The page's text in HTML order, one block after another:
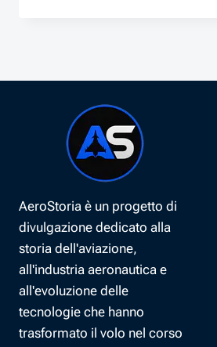
AeroStoria è un progetto di
divulgazione dedicato alla
storia dell'aviazione,
all'industria aeronautica e
all'evoluzione delle
tecnologie che hanno
trasformato il volo nel corso